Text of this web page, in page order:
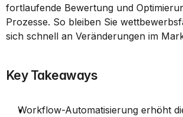
fortlaufende Bewertung und
Prozesse. So bleiben Sie
sich schnell an Veränderungen im
Key Takeaways
Workflow-Automatisierung erhöht